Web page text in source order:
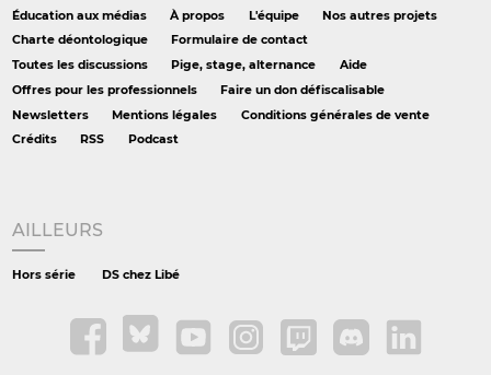
Éducation aux médias
À propos L'équipe
Nos autres projets
Charte déontologique
Formulaire de contact
Toutes les discussions
Pige, stage, alternance
Aide
Offres pour les professionnels
Faire un don défiscalisable
Newsletters
Mentions légales
Conditions générales de vente
Crédits
RSS Podcast
AILLEURS
Hors série DS chez Libé